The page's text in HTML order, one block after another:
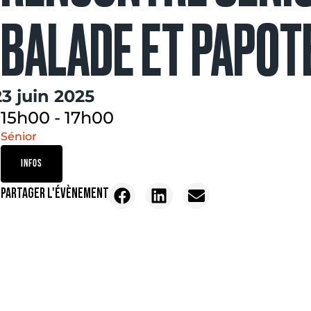
BALADE ET
juin 2025
15h00 - 17h00
Sénior
INFOS
PARTAGER L'ÉVÈNEMENT